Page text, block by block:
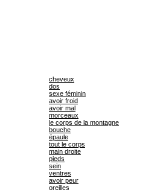
cheveux
dos
sexe féminin
avoir froid
avoir mal
morceaux
le corps de la montagne
bouche
épaule
tout le corps
main droite
pieds
sein
ventres
avoir peur
oreilles